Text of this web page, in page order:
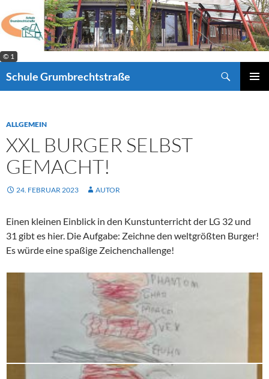
Inhalt
springen
© 1
Schule Grumbrechtstraße
ALLGEMEIN
XXL BURGER SELBST
GEMACHT!
24. FEBRUAR 2023 AUTOR
Einen kleinen Einblick in den Kunstunterricht der LG 32 und
31 gibt es hier. Die Aufgabe: Zeichne den weltgrößten Burger!
Es würde eine spaßige Zeichenchallenge!